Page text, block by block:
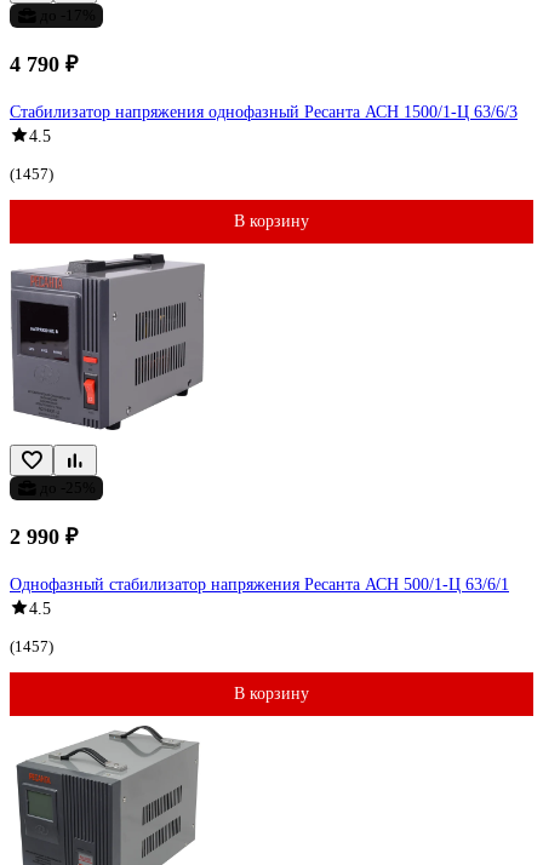
4 790 ₽
Стабилизатор напряжения однофазный Ресанта АСН 1500/1-Ц 63/6/3
4.5
(1457)
В корзину
2 990 ₽
Однофазный стабилизатор напряжения Ресанта АСН 500/1-Ц 63/6/1
4.5
(1457)
В корзину